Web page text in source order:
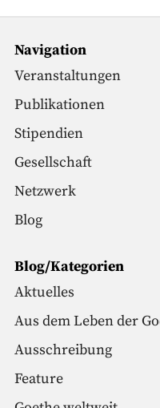
Navigation
Veranstaltungen
Publikationen
Stipendien
Gesellschaft
Netzwerk
Blog
Blog/Kategorien
Aktuelles
Aus dem Leben der
Ausschreibung
Feature